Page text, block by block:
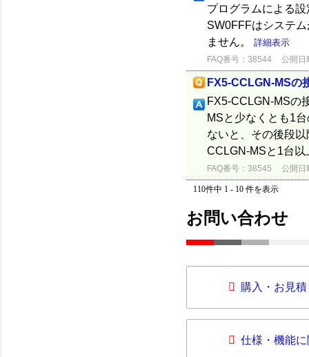
プログラムによる
SW0FFFはシステ
ません。 詳細表示
FAQ番号：38544 公開日
FX5-CCLGN-MSの
FX5-CCLGN-MSの
MSと少なくとも1
ないと、その後段
CCLGN-MSと1台
FAQ番号：38545 公開日
110件中 1 - 10 件を表示
お問い合わせ
購入・お見
仕様・機能